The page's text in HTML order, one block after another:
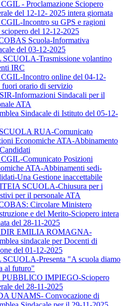
- Proclamazione Sciopero
del 12-12- 2025 intera giornata
Incontro su GPS e ragioni
del 12-12-2025
Scuola-Informativa
del 03-12-2025
SCUOLA-Trasmissione volantino
IRC
Incontro online del 04-12-
fuori orario di servizio
Informazioni Sindacali per il
ATA
Sindacale di Istituto del 05-12-
RUA-Comunicato
Economiche ATA-Abbinamento
Comunicato Posizioni
ATA-Abbinamenti sedi-
Una Gestione inaccettabile
SCUOLA-Chiusura per i
per il personale ATA
Circolare Ministero
e del Merito-Sciopero intera
del 28-11-2025
EMILIA ROMAGNA-
sindacale per Docenti di
del 01-12-2025
SCUOLA-Presenta "A scuola diamo
al futuro"
PUBBLICO IMPIEGO-Sciopero
del 28-11-2025
UNAMS- Convocazione di